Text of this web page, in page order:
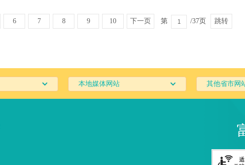
6 7 8 9 10 下一页 第 /37页 跳转
本地媒体网站 其他省市网